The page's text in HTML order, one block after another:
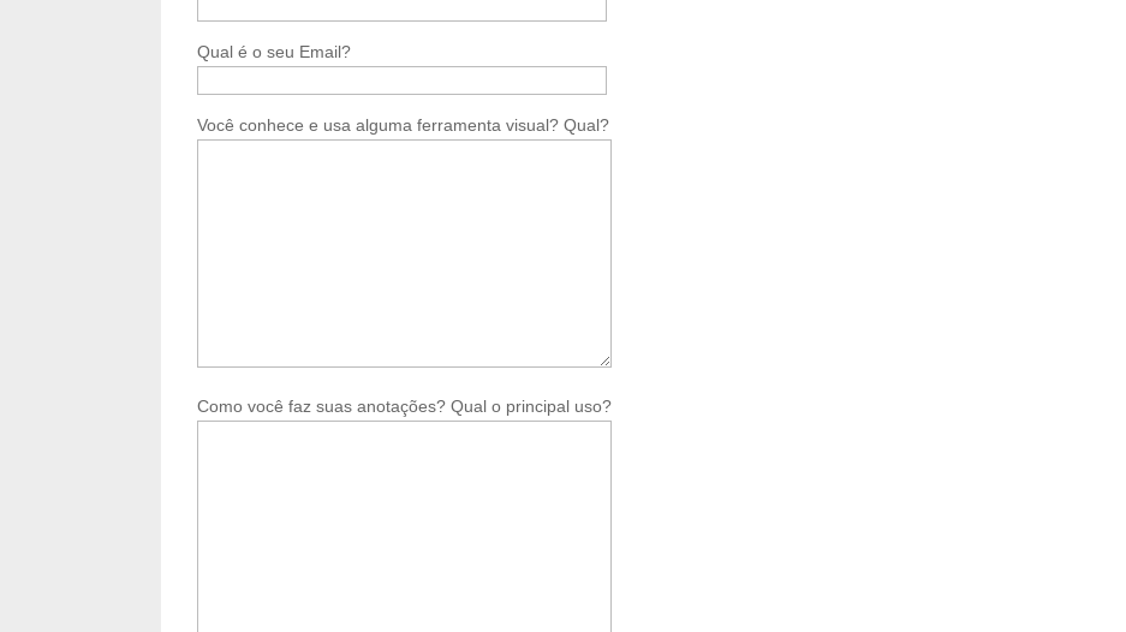
Qual é o seu Email?
Você conhece e usa alguma ferramenta visual? Qual?
Como você faz suas anotações? Qual o principal uso?